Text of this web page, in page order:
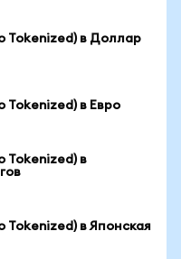
Tokenized) в Доллар
Tokenized) в Евро
Tokenized) в
Tokenized) в Японская